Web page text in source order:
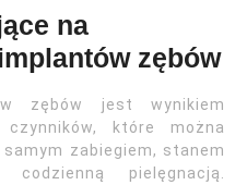
na
zębów
zębów jest wynikiem
które można
zabiegiem, stanem
pielęgnacją.